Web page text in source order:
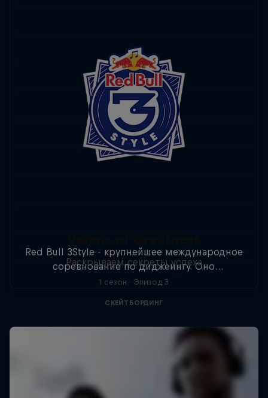
Red Bull 3Style - крупнейшее международное
соревнование по диджеингу. Оно
объединяет тех, кто относится к музыке и
мировое диджей коммьюнити.
Раскрываем секреты успеха
1 сезон · Эпизод 3
СКЕЙТБОРДИНГ